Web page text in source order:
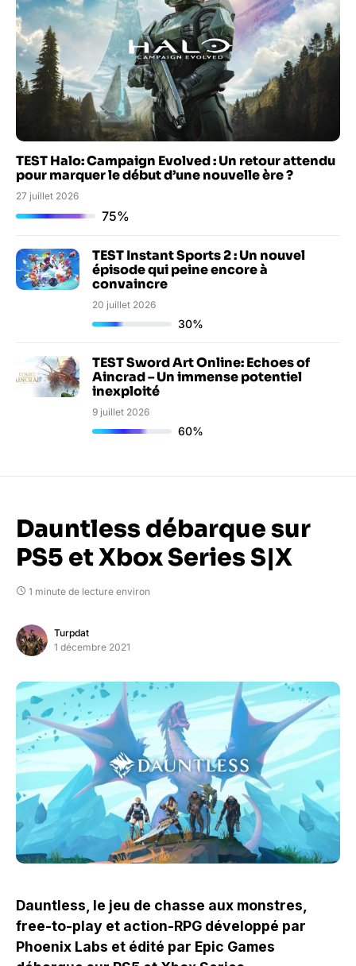
TEST Halo: Campaign Evolved : Un retour attendu
pour marquer le début d’une nouvelle ère ?
27 juillet 2026
75%
TEST Instant Sports 2 : Un nouvel
épisode qui peine encore à
convaincre
20 juillet 2026
30%
TEST Sword Art Online: Echoes of
Aincrad – Un immense potentiel
inexploité
9 juillet 2026
60%
Dauntless débarque sur
PS5 et Xbox Series S|X
1 minute de lecture environ
Turpdat
1 décembre 2021
Dauntless, le jeu de chasse aux monstres,
free-to-play et action-RPG développé par
Phoenix Labs et édité par Epic Games